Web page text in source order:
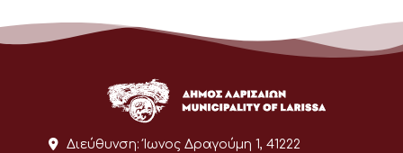
Διεύθυνση: Ίωνος Δραγούμη 1, 41222